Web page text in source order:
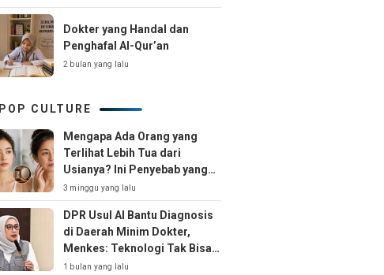
Dokter yang Handal dan
Penghafal Al-Qur’an
2 bulan yang lalu
POP CULTURE
Mengapa Ada Orang yang
Terlihat Lebih Tua dari
Usianya? Ini Penyebab yang
Jarang Disadari
3 minggu yang lalu
DPR Usul AI Bantu Diagnosis
di Daerah Minim Dokter,
Menkes: Teknologi Tak Bisa
Gantikan Peran Dokter
1 bulan yang lalu